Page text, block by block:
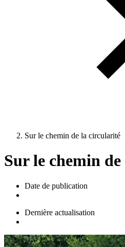
Sur le chemin de la circularité
Sur le chemin
Date de publication
Dernière actualisation